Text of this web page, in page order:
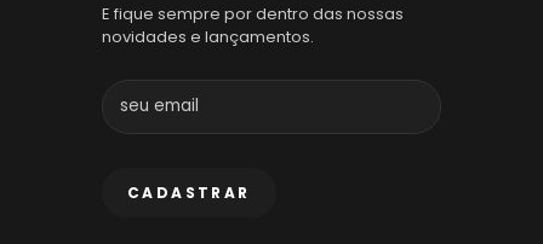
E fique sempre por dentro das nossas
novidades e lançamentos.